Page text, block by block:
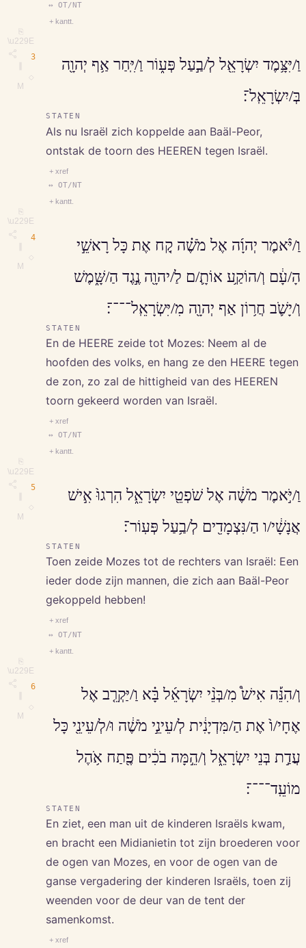
⎘
\u229E
M
↔ OT/NT
+ kantt.
3
⎘
\u229E
M
וַ/יִּצָּ֥מֶד יִשְׂרָאֵ֖ל לְ/בַ֣עַל פְּע֑וֹר וַ/יִּֽחַר אַ֥ף יְהוָ֖ה
בְּ/יִשְׂרָאֵֽל־׃
STATEN
Als nu Israël zich koppelde aan Baäl-Peor,
ontstak de toorn des HEEREN tegen Israël.
+ xref
↔ OT/NT
+ kantt.
4
⎘
\u229E
M
וַ/יֹּ֨אמֶר יְהוָ֜ה אֶל מֹשֶׁ֗ה קַ֚ח אֶת כָּל רָאשֵׁ֣י
הָ/עָ֔ם וְ/הוֹקַ֥ע אוֹתָ֛/ם לַ/יהוָ֖ה נֶ֣גֶד הַ/שָּׁ֑מֶשׁ
וְ/יָשֹׁ֛ב חֲר֥וֹן אַף יְהוָ֖ה מִ/יִּשְׂרָאֵֽל־־־־׃
STATEN
En de HEERE zeide tot Mozes: Neem al de
hoofden des volks, en hang ze den HEERE tegen
de zon, zo zal de hittigheid van des HEEREN
toorn gekeerd worden van Israël.
+ xref
↔ OT/NT
+ kantt.
5
⎘
\u229E
M
וַ/יֹּ֣אמֶר מֹשֶׁ֔ה אֶל שֹׁפְטֵ֖י יִשְׂרָאֵ֑ל הִרְגוּ֙ אִ֣ישׁ
אֲנָשָׁ֔י/ו הַ/נִּצְמָדִ֖ים לְ/בַ֥עַל פְּעֽוֹר־׃
STATEN
Toen zeide Mozes tot de rechters van Israël: Een
ieder dode zijn mannen, die zich aan Baäl-Peor
gekoppeld hebben!
+ xref
↔ OT/NT
+ kantt.
6
וְ/הִנֵּ֡ה אִישׁ֩ מִ/בְּנֵ֨י יִשְׂרָאֵ֜ל בָּ֗א וַ/יַּקְרֵ֤ב אֶל
אֶחָי/ו֙ אֶת הַ/מִּדְיָנִ֔ית לְ/עֵינֵ֣י מֹשֶׁ֔ה וּ/לְ/עֵינֵ֖י כָּל
עֲדַ֣ת בְּנֵי יִשְׂרָאֵ֑ל וְ/הֵ֣מָּה בֹכִ֔ים פֶּ֖תַח אֹ֥הֶל
מוֹעֵֽד־־־־׃
STATEN
En ziet, een man uit de kinderen Israëls kwam,
en bracht een Midianietin tot zijn broederen voor
de ogen van Mozes, en voor de ogen van de
ganse vergadering der kinderen Israëls, toen zij
weenden voor de deur van de tent der
samenkomst.
+ xref